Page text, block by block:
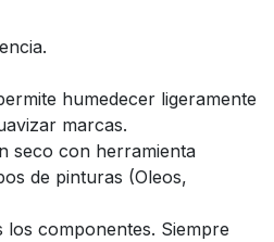
humedecer ligeramente
marcas.
seco con herramienta
de pinturas (Oleos,
los componentes. Siempre